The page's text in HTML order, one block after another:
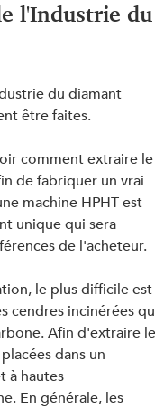
l'Industrie
du diamant
être faites.
comment extraire
de fabriquer un vrai
machine HPHT est
unique qui sera
de l'acheteur.
le plus difficile
cendres incinérées
Afin d'extraire
dans un
à hautes
En générale, les